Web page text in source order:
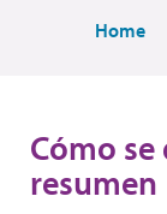
Home
Cómo
resumen